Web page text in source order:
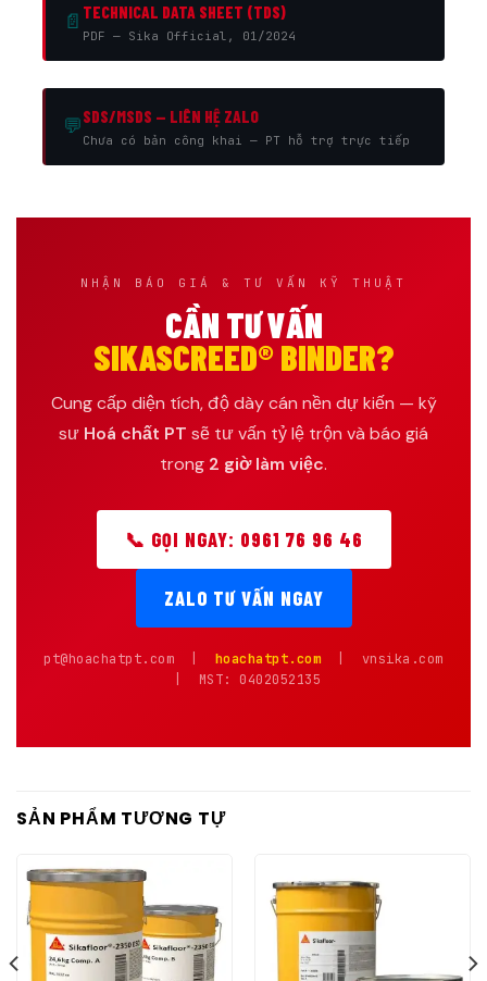
📄 TECHNICAL DATA SHEET (TDS)
PDF — Sika Official, 01/2024
💬SDS/MSDS — LIÊN HỆ ZALO
Chưa có bản công khai — PT hỗ trợ trực tiếp
NHẬN BÁO GIÁ & TƯ VẤN KỸ THUẬT
CẦN TƯ VẤN
SIKASCREED® BINDER?
Cung cấp diện tích, độ dày cán nền dự kiến — kỹ
sư Hoá chất PT sẽ tư vấn tỷ lệ trộn và báo giá
trong 2 giờ làm việc.
📞 GỌI NGAY: 0961 76 96 46
ZALO TƯ VẤN NGAY
pt@hoachatpt.com | hoachatpt.com | vnsika.com
| MST: 0402052135
SẢN PHẨM TƯƠNG TỰ